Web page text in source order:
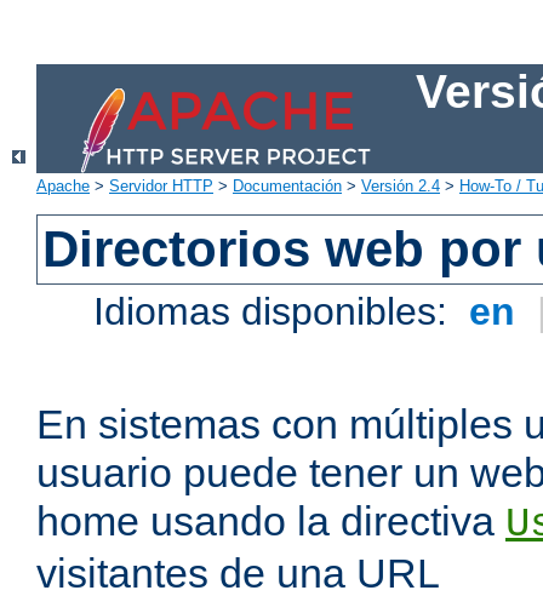
Apache > Servidor HTTP > Documentación > Versión 2.4 > How-To /
Directorios web por
Idiomas disponibles: en
En sistemas con múltiples
usuario puede tener un
home usando la directiva
visitantes de una URL